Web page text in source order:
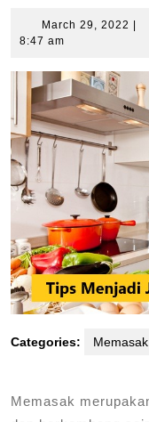
March 29, 2022
8:47 am
Categories: Memasak
Memasak